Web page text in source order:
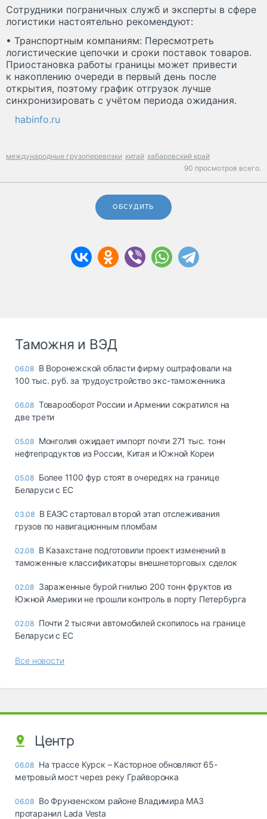
Сотрудники пограничных служб и эксперты в сфере
логистики настоятельно рекомендуют:
• Транспортным компаниям: Пересмотреть
логистические цепочки и сроки поставок товаров.
Приостановка работы границы может привести
к накоплению очереди в первый день после
открытия, поэтому график отгрузок лучше
синхронизировать с учётом периода ожидания.
habinfo.ru
международные грузоперевозки китай хабаровский край
90 просмотров всего.
ОБСУДИТЬ
Таможня и ВЭД
06.08 В Воронежской области фирму оштрафовали на
100 тыс. руб. за трудоустройство экс-таможенника
06.08 Товарооборот России и Армении сократился на
две трети
05.08 Монголия ожидает импорт почти 271 тыс. тонн
нефтепродуктов из России, Китая и Южной Кореи
05.08 Более 1100 фур стоят в очередях на границе
Беларуси с ЕС
03.08 В ЕАЭС стартовал второй этап отслеживания
грузов по навигационным пломбам
02.08 В Казахстане подготовили проект изменений в
таможенные классификаторы внешнеторговых сделок
02.08 Зараженные бурой гнилью 200 тонн фруктов из
Южной Америки не прошли контроль в порту Петербурга
02.08 Почти 2 тысячи автомобилей скопилось на границе
Беларуси с ЕС
Все новости
Центр
06.08 На трассе Курск – Касторное обновляют 65-
метровый мост через реку Грайворонка
06.08 Во Фрунзенском районе Владимира МАЗ
протаранил Lada Vesta